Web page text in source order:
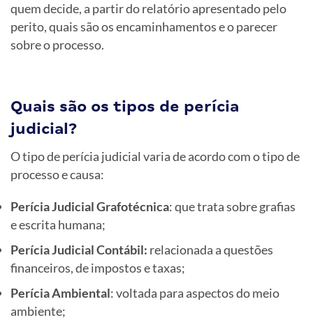
quem decide, a partir do relatório apresentado pelo
perito, quais são os encaminhamentos e o parecer
sobre o processo.
Quais são os tipos de perícia
judicial?
O tipo de perícia judicial varia de acordo com o tipo de
processo e causa:
Perícia Judicial Grafotécnica: que trata sobre grafias
e escrita humana;
Perícia Judicial Contábil: relacionada a questões
financeiros, de impostos e taxas;
Perícia Ambiental: voltada para aspectos do meio
ambiente;